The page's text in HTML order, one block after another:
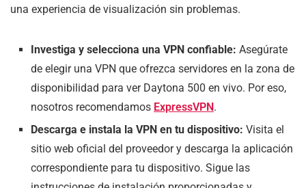
una experiencia de visualización sin problemas.
Investiga y selecciona una VPN confiable: Asegúrate
de elegir una VPN que ofrezca servidores en la zona de
disponibilidad para ver Daytona 500 en vivo. Por eso,
nosotros recomendamos ExpressVPN .
Descarga e instala la VPN en tu dispositivo: Visita el
sitio web oficial del proveedor y descarga la aplicación
correspondiente para tu dispositivo. Sigue las